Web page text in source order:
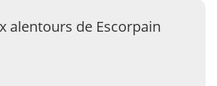
alentours de Escorpain